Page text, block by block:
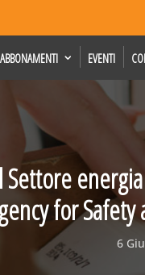
ABBONAMENTI EVENTI
Settore
for
6